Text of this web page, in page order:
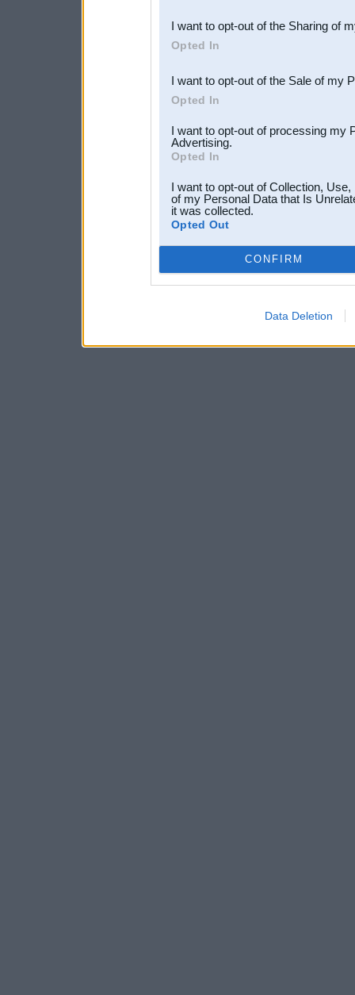
Downstream Participants
third parties.
I want to opt-out of the Sharing of
Opted In
I want to opt-out of the Sale of my
Opted In
I want to opt-out of processing my
Advertising.
Opted In
I want to opt-out of Collection,
of my Personal Data that Is
it was collected.
Opted Out
CONFIRM
Data Deletion